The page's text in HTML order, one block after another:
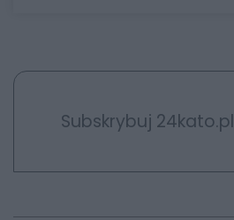
Subskrybuj 24kato.pl